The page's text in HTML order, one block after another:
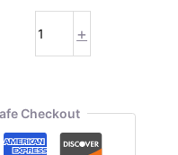
+
Checkout